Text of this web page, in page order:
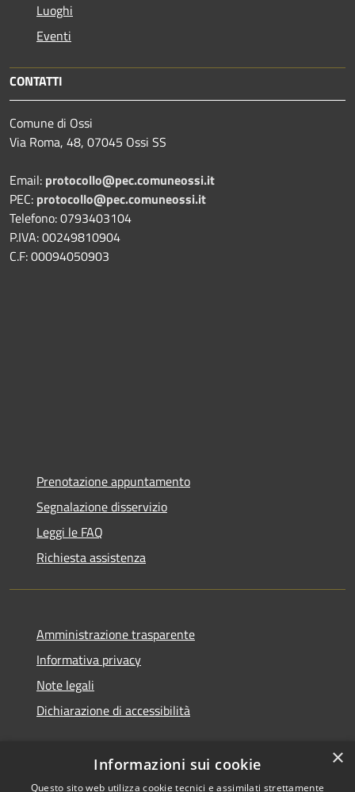
Luoghi
Eventi
CONTATTI
Comune di Ossi
Via Roma, 48, 07045 Ossi SS
Email: protocollo@pec.comuneossi.it
PEC: protocollo@pec.comuneossi.it
Telefono: 0793403104
P.IVA: 00249810904
C.F: 00094050903
Prenotazione appuntamento
Segnalazione disservizio
Leggi le FAQ
Richiesta assistenza
Amministrazione trasparente
Informativa privacy
Note legali
Dichiarazione di accessibilità
×
Informazioni sui cookie
Questo sito web utilizza cookie tecnici e assimilati strettamente